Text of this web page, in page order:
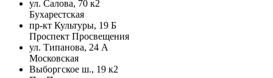
ул. Салова, 70 к2
Бухарестская
пр-кт Культуры, 19 Б
Проспект Просвещения
ул. Типанова, 24 А
Московская
Выборгское ш., 19 к2